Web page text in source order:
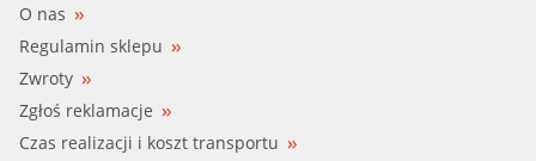
O nas
Regulamin sklepu
Zwroty
Zgłoś reklamacje
Czas realizacji i koszt transportu